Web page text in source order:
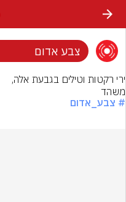
צבע אדום
משהד
# צבע_אדום